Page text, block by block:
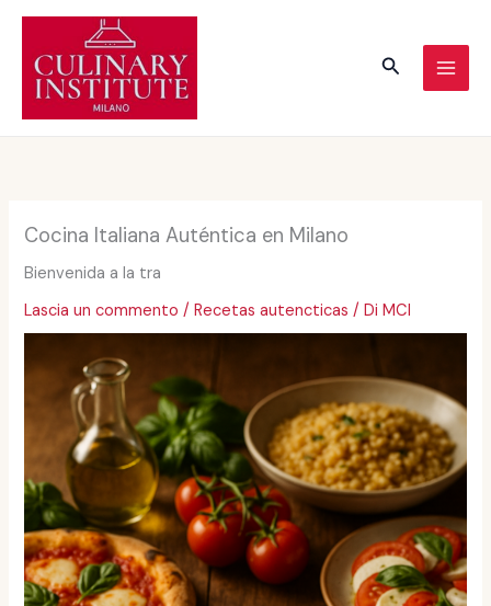
contenuto
Cerca
Cocina Italiana Auténtica en Milano
Bienvenida a la tra
Lascia un commento /Recetas autencticas / DiMCI